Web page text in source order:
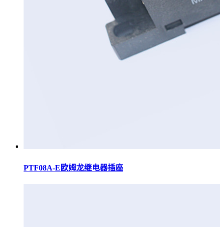
PTF08A-E欧姆龙继电器插座